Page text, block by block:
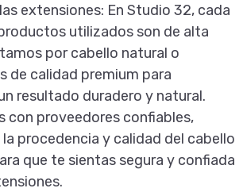
extensiones: En Studio 32, cada
utilizados son de alta
por cabello natural o
de calidad premium para
resultado duradero y natural.
con proveedores confiables,
procedencia y calidad del cabello
que te sientas segura y confiada